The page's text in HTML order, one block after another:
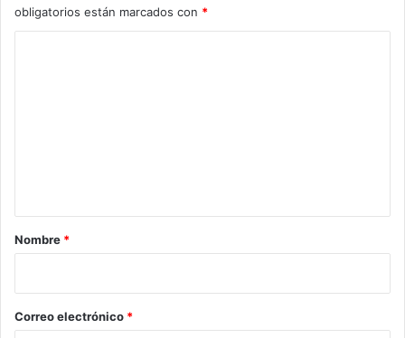
obligatorios están marcados con *
r
*
Nombre *
Correo electrónico *